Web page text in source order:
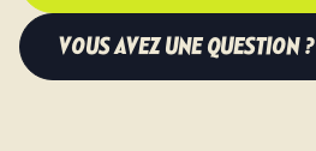
VOUS AVEZ UNE QUESTION ?